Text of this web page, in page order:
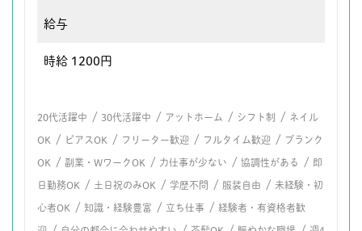
給与
時給 1200円
20代活躍中 / 30代活躍中 / アットホーム / シフト制 / ネイル
OK / ピアスOK / フリーター歓迎 / フルタイム歓迎 / ブランク
OK / 副業・WワークOK / 力仕事が少ない / 協調性がある / 即
日勤務OK / 土日祝のみOK / 学歴不問 / 服装自由 / 未経験・初
心者OK / 知識・経験豊富 / 立ち仕事 / 経験者・有資格者歓